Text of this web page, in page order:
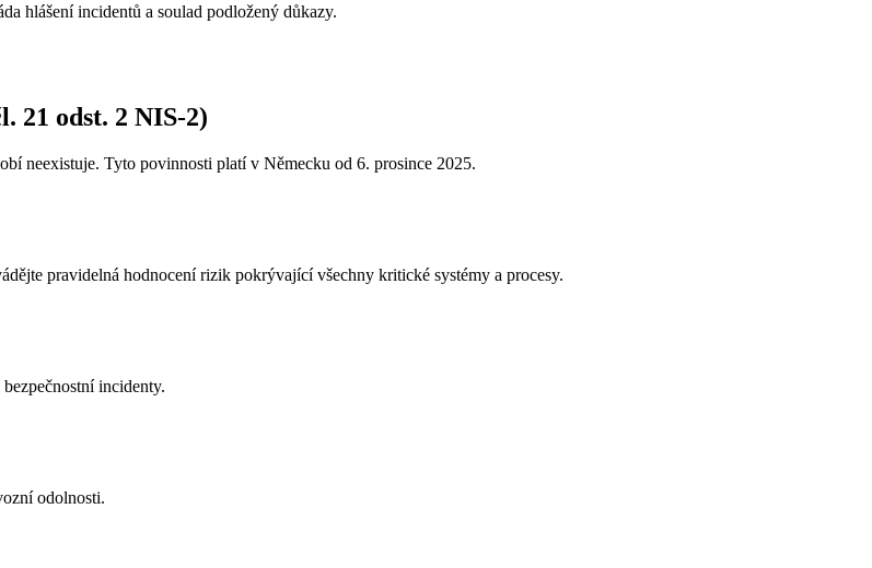
hlášení incidentů a soulad podložený důkazy.
21 odst. 2 NIS-2)
neexistuje. Tyto povinnosti platí v Německu od 6. prosince 2025.
pravidelná hodnocení rizik pokrývající všechny kritické systémy a procesy.
incidenty.
odolnosti.